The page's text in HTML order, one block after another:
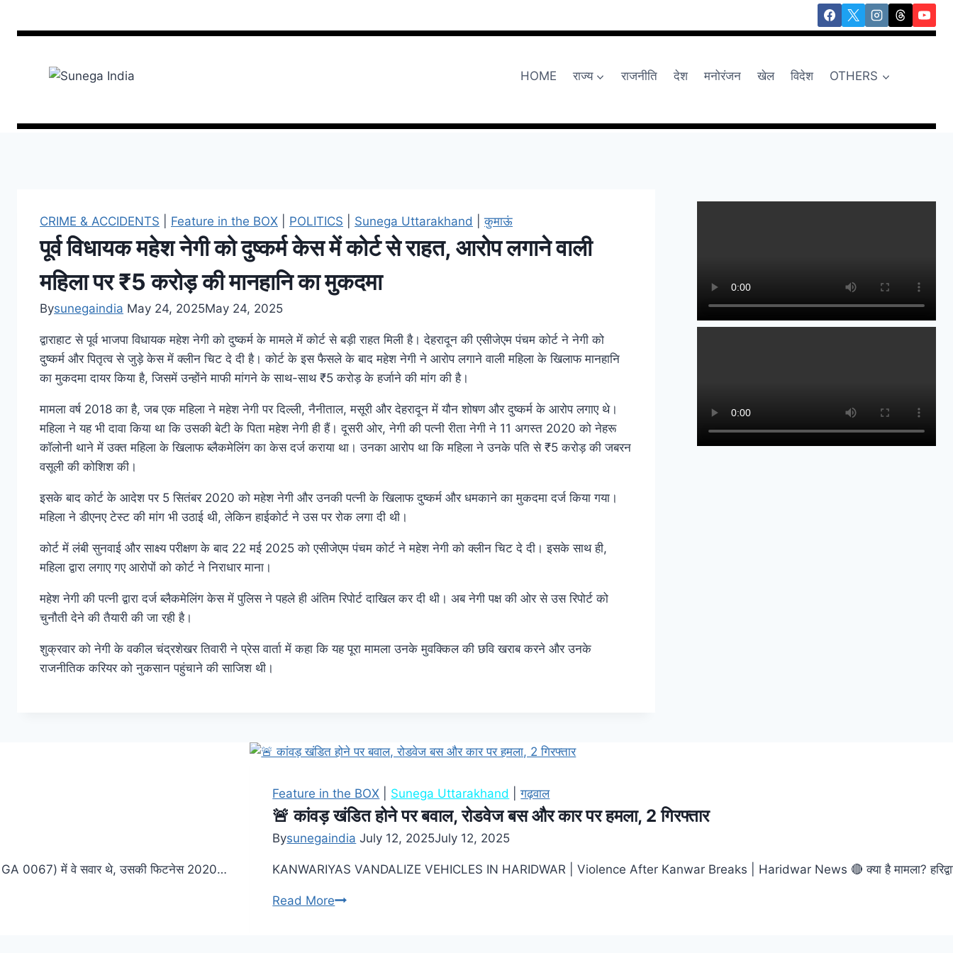
HOME राज्य राजनीति देश मनोरंजन खेल विदेश OTHERS
CRIME & ACCIDENTS Feature in the BOX POLITICS Sunega Uttarakhand |कुमाऊं
पूर्व विधायक महेश नेगी को दुष्कर्म केस में कोर्ट से राहत, आरोप लगाने वाली
महिला पर ₹5 करोड़ की मानहानि का मुकदमा
Bysunegaindia May 24, 2025May 24, 2025
द्वाराहाट से पूर्व भाजपा विधायक महेश नेगी को दुष्कर्म के मामले में कोर्ट से बड़ी राहत मिली है। देहरादून की एसीजेएम पंचम कोर्ट ने नेगी को
दुष्कर्म और पितृत्व से जुड़े केस में क्लीन चिट दे दी है। कोर्ट के इस फैसले के बाद महेश नेगी ने आरोप लगाने वाली महिला के खिलाफ मानहानि
का मुकदमा दायर किया है, जिसमें उन्होंने माफी मांगने के साथ-साथ ₹5 करोड़ के हर्जाने की मांग की है।
मामला वर्ष 2018 का है, जब एक महिला ने महेश नेगी पर दिल्ली, नैनीताल, मसूरी और देहरादून में यौन शोषण और दुष्कर्म के आरोप लगाए थे।
महिला ने यह भी दावा किया था कि उसकी बेटी के पिता महेश नेगी ही हैं। दूसरी ओर, नेगी की पत्नी रीता नेगी ने 11 अगस्त 2020 को नेहरू
कॉलोनी थाने में उक्त महिला के खिलाफ ब्लैकमेलिंग का केस दर्ज कराया था। उनका आरोप था कि महिला ने उनके पति से ₹5 करोड़ की जबरन
वसूली की कोशिश की।
इसके बाद कोर्ट के आदेश पर 5 सितंबर 2020 को महेश नेगी और उनकी पत्नी के खिलाफ दुष्कर्म और धमकाने का मुकदमा दर्ज किया गया।
महिला ने डीएनए टेस्ट की मांग भी उठाई थी, लेकिन हाईकोर्ट ने उस पर रोक लगा दी थी।
कोर्ट में लंबी सुनवाई और साक्ष्य परीक्षण के बाद 22 मई 2025 को एसीजेएम पंचम कोर्ट ने महेश नेगी को क्लीन चिट दे दी। इसके साथ ही,
महिला द्वारा लगाए गए आरोपों को कोर्ट ने निराधार माना।
महेश नेगी की पत्नी द्वारा दर्ज ब्लैकमेलिंग केस में पुलिस ने पहले ही अंतिम रिपोर्ट दाखिल कर दी थी। अब नेगी पक्ष की ओर से उस रिपोर्ट को
चुनौती देने की तैयारी की जा रही है।
शुक्रवार को नेगी के वकील चंद्रशेखर तिवारी ने प्रेस वार्ता में कहा कि यह पूरा मामला उनके मुवक्किल की छवि खराब करने और उनके
राजनीतिक करियर को नुकसान पहुंचाने की साजिश थी।
GA 0067) में वे सवार थे, उसकी फिटनेस 2020…
Feature in the BOX Sunega Uttarakhand |गढ़वाल
🚨 कांवड़ खंडित होने पर बवाल, रोडवेज बस और कार पर हमला, 2 गिरफ्तार
Bysunegaindia July 12, 2025July 12, 2025
KANWARIYAS VANDALIZE VEHICLES IN HARIDWAR | Violence After Kanwar Breaks | Haridwar News 🔴 क्या है मामला? हरिद्वार
Read More